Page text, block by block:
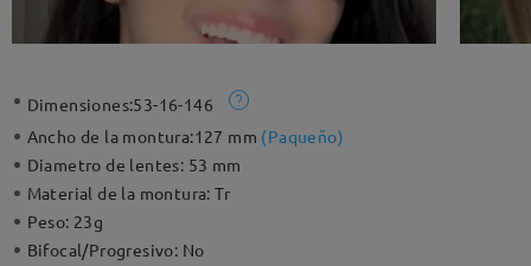
Dimensiones:53-16-146
Ancho de la montura:127 mm (Paqueño)
Diametro de lentes: 53 mm
Material de la montura:Tr
Peso: 23g
Bifocal/Progresivo: No